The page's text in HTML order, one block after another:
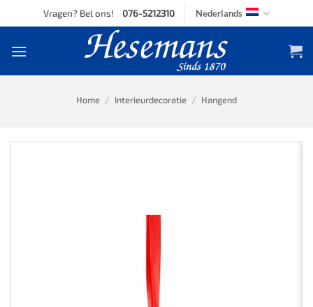
to
Vragen? Bel ons! 076-5212310 Nederlands
Home / Interieurdecoratie / Hangend